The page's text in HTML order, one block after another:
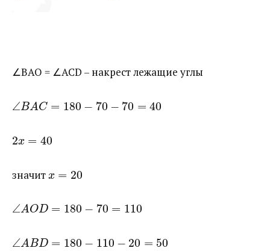
∠BAO = ∠ACD – накрест лежащие углы
∠BAC = 180 − 70 − 70 = 40
2x = 40
значит ​ x = 20
∠AOD = 180 − 70 = 110
∠ABD = 180 − 110 − 20 = 50